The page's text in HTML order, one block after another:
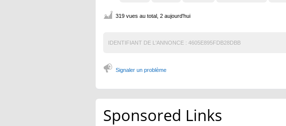
319 vues au total, 2 aujourd'hui
IDENTIFIANT DE L'ANNONCE : 4605E895FDB28DBB
Signaler un problème
Sponsored Links